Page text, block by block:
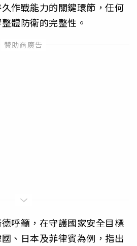
作戰能力的關鍵環節，任何
體防衛的完整性。
呼籲，在守護國家安全目標
、日本及菲律賓為例，指出